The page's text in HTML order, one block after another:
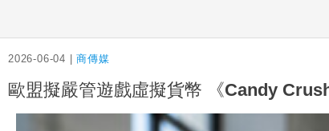
2026-06-04 |商傳媒
歐盟擬嚴管遊戲虛擬貨幣 《Candy